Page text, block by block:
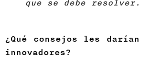
que se debe resolver.
¿Qué consejos les
innovadores?